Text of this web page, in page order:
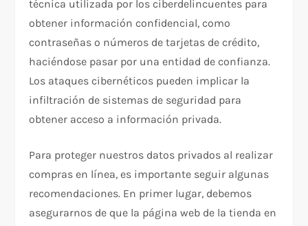
técnica utilizada por los ciberdelincuentes para
obtener información confidencial, como
contraseñas o números de tarjetas de crédito,
haciéndose pasar por una entidad de confianza.
Los ataques cibernéticos pueden implicar la
infiltración de sistemas de seguridad para
obtener acceso a información privada.
Para proteger nuestros datos privados al realizar
compras en línea, es importante seguir algunas
recomendaciones. En primer lugar, debemos
asegurarnos de que la página web de la tienda en